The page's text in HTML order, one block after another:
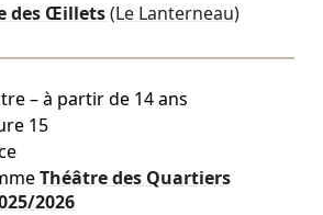
des Œillets(Le Lanterneau)
– à partir de 14 ans
15
Théâtre des Quartiers
2026